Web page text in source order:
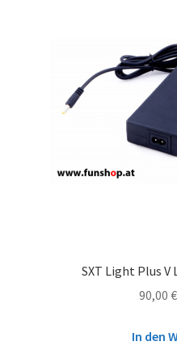
SXT Light Plus V
90,00 €
In den